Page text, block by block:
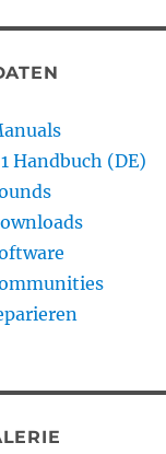
Handbuch (DE)